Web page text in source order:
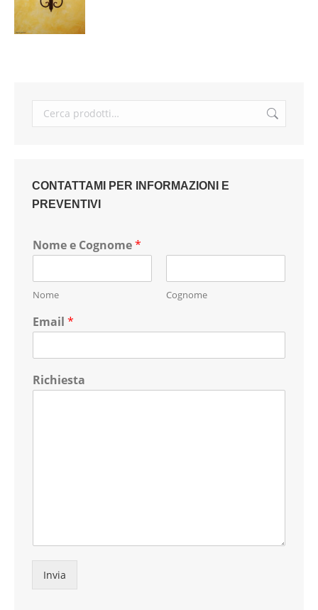
CONTATTAMI PER INFORMAZIONI E
PREVENTIVI
Nome e Cognome*
Nome Cognome
Email *
Richiesta
Invia